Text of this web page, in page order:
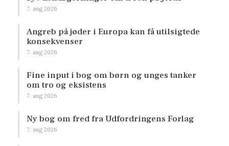
7. aug 2026
Angreb på jøder i Europa kan få utilsigtede
konsekvenser
7. aug 2026
Fine input i bog om børn og unges tanker
om tro og eksistens
7. aug 2026
Ny bog om fred fra Udfordringens Forlag
7. aug 2026